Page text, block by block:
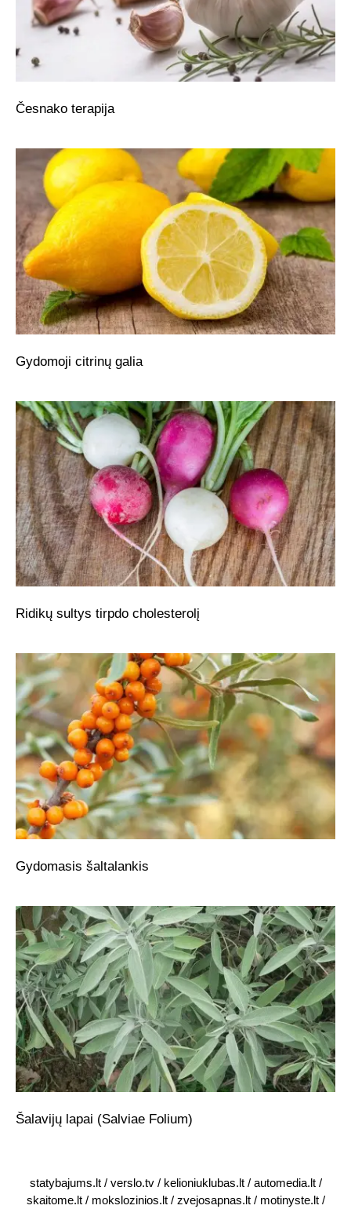
Česnako terapija
Gydomoji citrinų galia
Ridikų sultys tirpdo cholesterolį
Gydomasis šaltalankis
Šalavijų lapai (Salviae Folium)
statybajums.lt/ verslo.tv/ kelioniuklubas.lt/ automedia.lt/
skaitome.lt/ mokslozinios.lt/ zvejosapnas.lt/ motinyste.lt/